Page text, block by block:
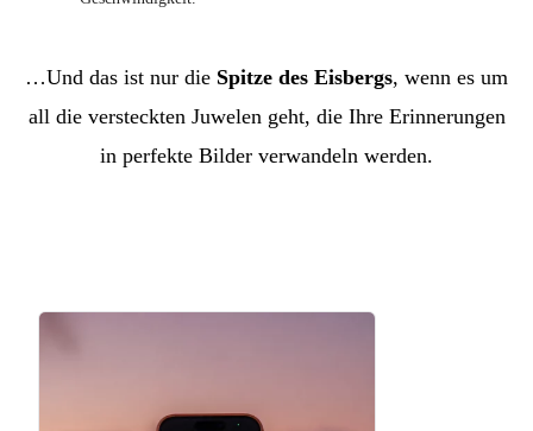
…Und das ist nur die Spitze des Eisbergs, wenn es um
all die versteckten Juwelen geht, die Ihre Erinnerungen
in perfekte Bilder verwandeln werden.